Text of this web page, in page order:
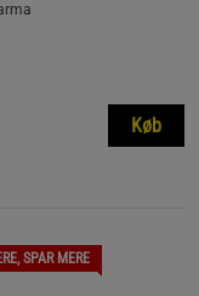
Køb
SPAR MERE